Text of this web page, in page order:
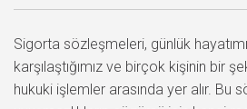
Sigorta sözleşmeleri, günlük
karşılaştığımız ve birçok kişinin bir
hukuki işlemler arasında yer alır. Bu